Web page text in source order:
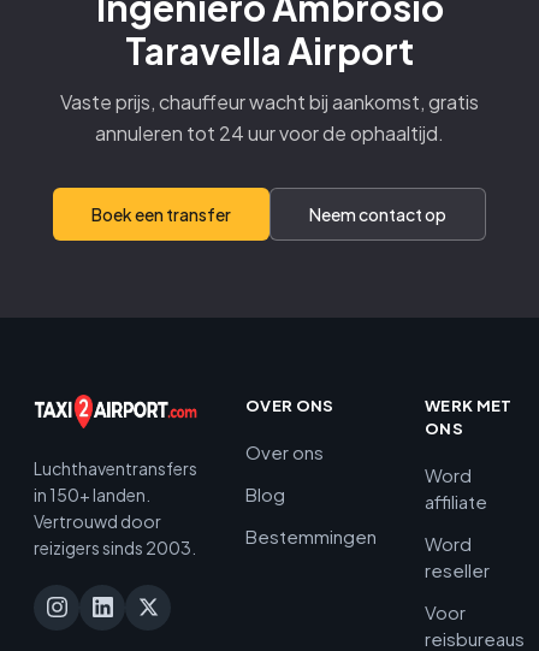
Taravella Airport
Vaste prijs, chauffeur wacht bij aankomst, gratis
annuleren tot 24 uur voor de ophaaltijd.
Boek een transfer Neem contact op
Luchthaventransfers
in 150+ landen.
Vertrouwd door
reizigers sinds 2003.
OVER ONS
Over ons
Blog
Bestemmingen
WERK MET
ONS
Word
affiliate
Word
reseller
Voor
reisbureaus